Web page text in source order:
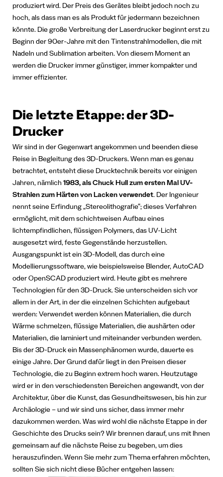
produziert wird. Der Preis des Gerätes bleibt jedoch noch zu
hoch, als dass man es als Produkt für jedermann bezeichnen
könnte. Die große Verbreitung der Laserdrucker beginnt erst zu
Beginn der 90er-Jahre mit den Tintenstrahlmodellen, die mit
Nadeln und Sublimation arbeiten. Von diesem Moment an
werden die Drucker immer günstiger, immer kompakter und
immer effizienter.
Die letzte Etappe: der 3D-
Drucker
Wir sind in der Gegenwart angekommen und beenden diese
Reise in Begleitung des 3D-Druckers. Wenn man es genau
betrachtet, entsteht diese Drucktechnik bereits vor einigen
Jahren, nämlich 1983, als Chuck Hull zum ersten Mal UV-
Strahlen zum Härten von Lacken verwendet. Der Ingenieur
nennt seine Erfindung „Stereolithografie“; dieses Verfahren
ermöglicht, mit dem schichtweisen Aufbau eines
lichtempfindlichen, flüssigen Polymers, das UV-Licht
ausgesetzt wird, feste Gegenstände herzustellen.
Ausgangspunkt ist ein 3D-Modell, das durch eine
Modellierungssoftware, wie beispielsweise Blender, AutoCAD
oder OpenSCAD produziert wird. Heute gibt es mehrere
Technologien für den 3D-Druck. Sie unterscheiden sich vor
allem in der Art, in der die einzelnen Schichten aufgebaut
werden: Verwendet werden können Materialien, die durch
Wärme schmelzen, flüssige Materialien, die aushärten oder
Materialien, die laminiert und miteinander verbunden werden.
Bis der 3D-Druck ein Massenphänomen wurde, dauerte es
einige Jahre. Der Grund dafür liegt in den Preisen dieser
Technologie, die zu Beginn extrem hoch waren. Heutzutage
wird er in den verschiedensten Bereichen angewandt, von der
Architektur, über die Kunst, das Gesundheitswesen, bis hin zur
Archäologie – und wir sind uns sicher, dass immer mehr
dazukommen werden.Was wird wohl die nächste Etappe in der
Geschichte des Drucks sein? Wir brennen darauf, uns mit Ihnen
gemeinsam auf die nächste Reise zu begeben, um dies
herauszufinden.Wenn Sie mehr zum Thema erfahren möchten,
sollten Sie sich nicht diese Bücher entgehen lassen: